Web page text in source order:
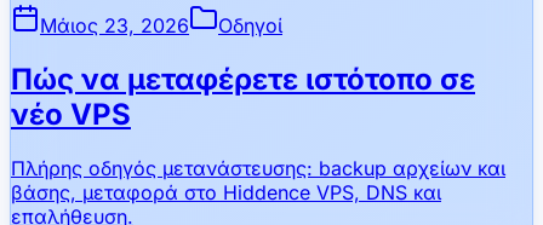
Μάιος 23, 2026 Οδηγοί
Πώς να μεταφέρετε ιστότοπο σε
νέο VPS
Πλήρης οδηγός μετανάστευσης: backup αρχείων και
βάσης, μεταφορά στο Hiddence VPS, DNS και
επαλήθευση.